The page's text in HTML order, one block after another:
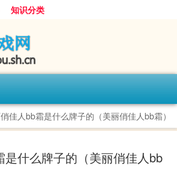
知识分类
佳人bb霜是什么牌子的（美丽俏佳人bb霜）
是什么牌子的（美丽俏佳人bb